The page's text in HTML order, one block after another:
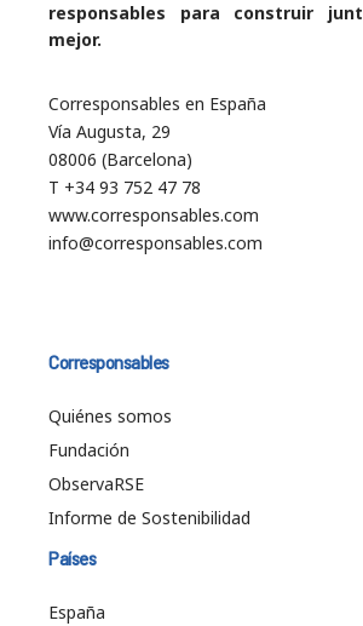
responsables para construir
mejor.
Corresponsables en España
Vía Augusta, 29
08006 (Barcelona)
T +34 93 752 47 78
www.corresponsables.com
info@corresponsables.com
Corresponsables
Quiénes somos
Fundación
ObservaRSE
Informe de Sostenibilidad
Países
España